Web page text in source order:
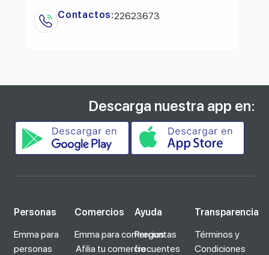
Contactos:22623673
Descarga nuestra app en:
Personas
Emma para
personas
Comercios
Emma para comercios
Afilia tu comercio
Ayuda
Preguntas
frecuentes
Transparencia
Términos y
Condiciones